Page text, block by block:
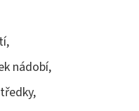
nádobí,